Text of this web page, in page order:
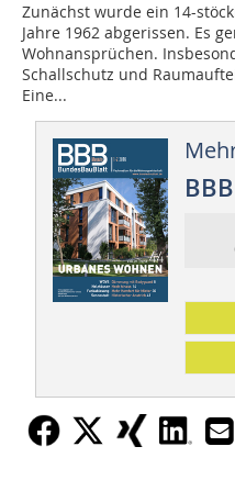
Zunächst wurde ein 14-
Jahre 1962 abgerissen. Es
Wohnansprüchen.
Schallschutz und
Eine...